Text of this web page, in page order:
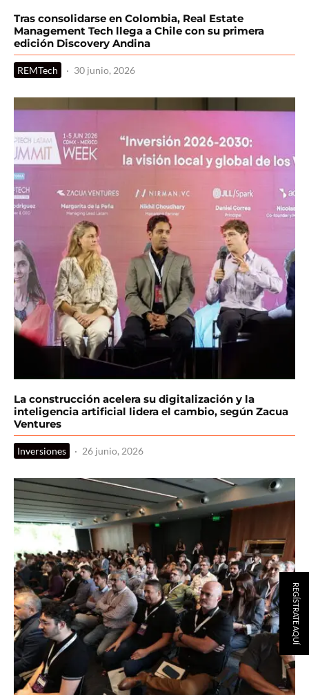
Tras consolidarse en Colombia, Real Estate
Management Tech llega a Chile con su primera
edición Discovery Andina
REMTech · 30 junio, 2026
La construcción acelera su digitalización y la
inteligencia artificial lidera el cambio, según Zacua
Ventures
Inversiones · 26 junio, 2026
REGÍSTRATE AQUÍ